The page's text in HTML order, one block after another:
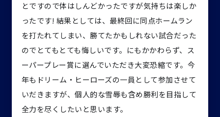
とですので体はしんどかったですが気持ちは楽しか
ったです! 結果としては、最終回に同点ホームラン
を打たれてしまい、勝てたかもしれない試合だった
のでとてもとても悔しいです。にもかかわらず、ス
ーパープレー賞に選んでいただき大変恐縮です。今
年もドリーム・ヒーローズの一員として参加させて
いだきますが、個人的な雪辱も含め勝利を目指して
全力を尽くしたいと思います。